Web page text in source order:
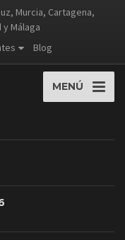
Murcia, Cartagena,
Málaga
Blog
MENÚ